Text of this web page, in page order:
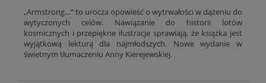
„Armstrong…” to urocza opowieść o wytrwałości w dążeniu do
wytyczonych celów. Nawiązanie do historii lotów
kosmicznych i przepiękne ilustracje sprawiają, że książka jest
wyjątkową lekturą dla najmłodszych. Nowe wydanie w
świetnym tłumaczeniu Anny Kierejewskiej.